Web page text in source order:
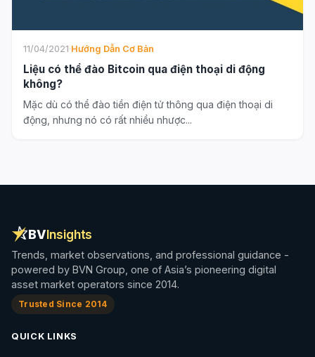
11/04/2021·Hướng Dẫn Cơ Bản
Liệu có thể đào Bitcoin qua điện thoại di động
không?
Mặc dù có thể đào tiền điện tử thông qua điện thoại di
động, nhưng nó có rất nhiều nhược...
BVInsights
Trends, market observations, and professional guidance -
powered by BVN Group, one of Asia’s pioneering digital
asset market operators since 2014.
Trusted Since 2014
QUICK LINKS